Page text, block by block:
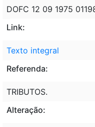
DOFC 12 09 1975
Link:
Texto integral
Referenda:
TRIBUTOS.
Alteração: